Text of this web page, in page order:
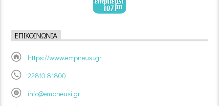
ΕΠΙΚΟΙΝΩΝΊΑ
https://www.empneusi.gr
22810 81800
info@empneusi.gr